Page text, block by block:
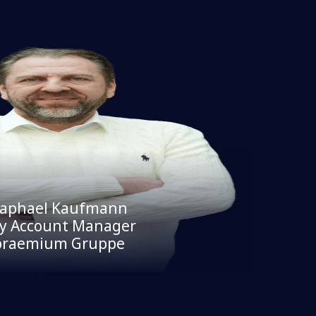
Kaufmann
Account Manager
Gruppe